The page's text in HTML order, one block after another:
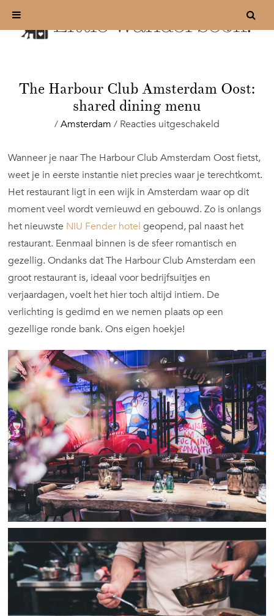
The Harbour Club Amsterdam Oost:
shared dining menu
/Amsterdam / Reacties uitgeschakeldvoor
Harbour
Club
Amsterdam
Oost:
shared
menu
Wanneer je naar The Harbour Club Amsterdam Oost fietst,
weet je in eerste instantie niet precies waar je terechtkomt.
Het restaurant ligt in een wijk in Amsterdam waar op dit
moment veel wordt vernieuwd en gebouwd. Zo is onlangs
het nieuwste NIU Fender hotel geopend, pal naast het
restaurant. Eenmaal binnen is de sfeer romantisch en
gezellig. Ondanks dat The Harbour Club Amsterdam een
groot restaurant is, ideaal voor bedrijfsuitjes en
verjaardagen, voelt het hier toch altijd intiem. De
verlichting is gedimd en we nemen plaats op een
gezellige ronde bank. Ons eigen hoekje!